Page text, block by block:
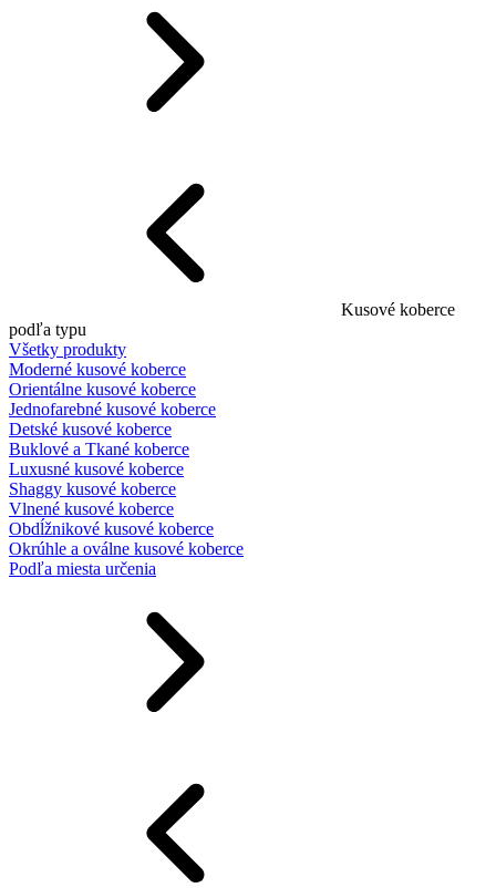
Kusové koberce
podľa typu
Všetky produkty
Moderné kusové koberce
Orientálne kusové koberce
Jednofarebné kusové koberce
Detské kusové koberce
Buklové a Tkané koberce
Luxusné kusové koberce
Shaggy kusové koberce
Vlnené kusové koberce
Obdĺžnikové kusové koberce
Okrúhle a oválne kusové koberce
Podľa miesta určenia